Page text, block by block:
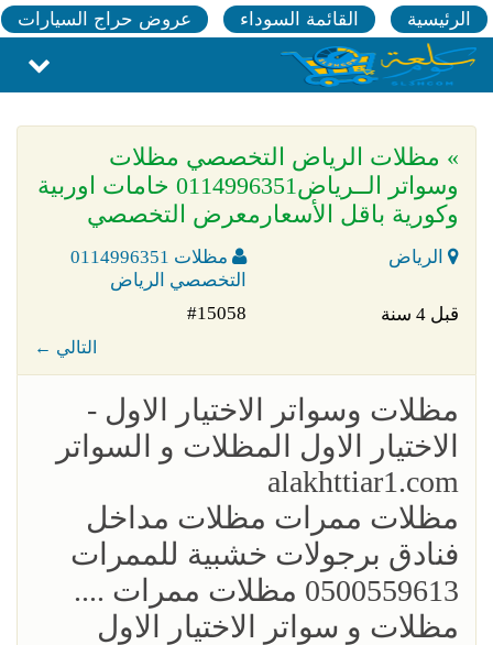
الرئيسية القائمة السوداء عروض حراج السيارات
» مظلات الرياض التخصصي مظلات
وسواتر الــرياض0114996351 خامات اوربية
وكورية باقل الأسعارمعرض التخصصي
الرياض
مظلات 0114996351
التخصصي الرياض
قبل 4 سنة
#15058
← التالي
مظلات وسواتر الاختيار الاول -
الاختيار الاول المظلات و السواتر
alakhttiar1.com
مظلات ممرات مظلات مداخل
فنادق برجولات خشبية للممرات
0500559613 مظلات ممرات ....
مظلات و سواتر الاختيار الاول